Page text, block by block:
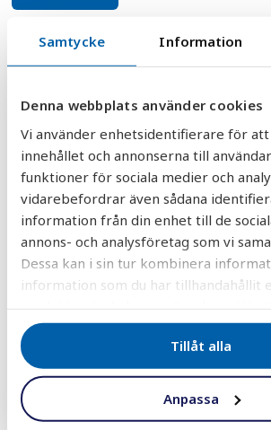
Samtycke Information
Denna webbplats använder cookies
Vi använder enhetsidentifierare för att
innehållet och annonserna till
funktioner för sociala medier och
vidarebefordrar även sådana
information från din enhet till de
annons- och analysföretag som vi
Dessa kan i sin tur kombinera
information som du har tillhandahållit
Tillåt alla
Anpassa
DELA:
DELA
FACEBOOKTWITTER
DELA
LINKEDIN
DELA
30 000+ vattenfilter
till nöjda kunder i hela
Ackrediterad vattenanalys